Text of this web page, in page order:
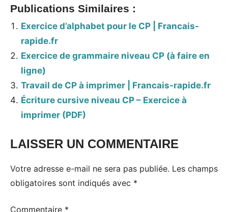
Publications Similaires :
Exercice d’alphabet pour le CP | Francais-
rapide.fr
Exercice de grammaire niveau CP (à faire en
ligne)
Travail de CP à imprimer | Francais-rapide.fr
Écriture cursive niveau CP – Exercice à
imprimer (PDF)
LAISSER UN COMMENTAIRE
Votre adresse e-mail ne sera pas publiée. Les champs
obligatoires sont indiqués avec *
Commentaire *